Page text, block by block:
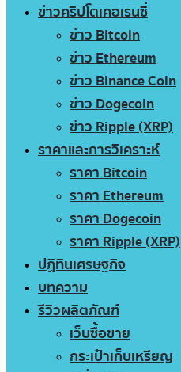
ข่าวคริปโตเคอเรนซี่
ข่าว Bitcoin
ข่าว Ethereum
ข่าว Binance Coin
ข่าว Dogecoin
ข่าว Ripple (XRP)
ราคาและการวิเคราะห์
ราคา Bitcoin
ราคา Ethereum
ราคา Dogecoin
ราคา Ripple (XRP)
ปฏิทินเศรษฐกิจ
บทความ
รีวิวผลิตภัณฑ์
เว็บซื้อขาย
กระเป๋าเก็บเหรียญ